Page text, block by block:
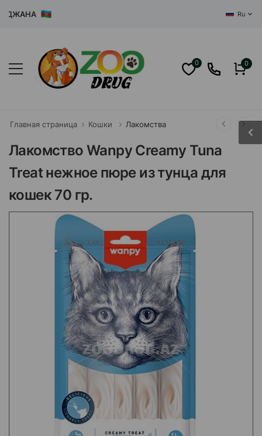
Ru
0 0
Главная страница Кошки Лакомства
Лакомство Wanpy Creamy Tuna
Treat нежное пюре из тунца для
кошек 70 гр.